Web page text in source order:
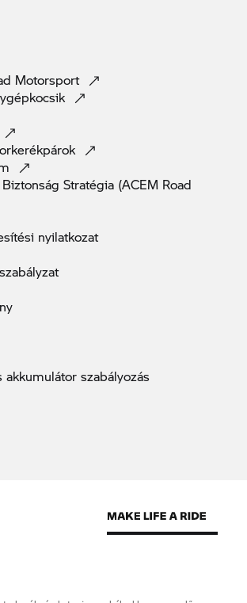
Motorsport
Stratégia (ACEM Road
nyilatkozat
szabályzat
akkumulátorszabályozás